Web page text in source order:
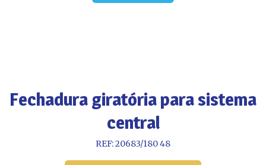
Fechadura giratória para sistema
central
REF: 20683/180 48